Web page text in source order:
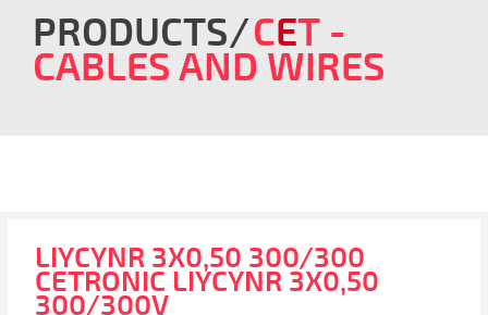
PRODUCTS CET -
CABLES AND WIRES
LIYCYNR 3X0,50 300/300
CETRONIC LIYCYNR 3X0,50
300/300V